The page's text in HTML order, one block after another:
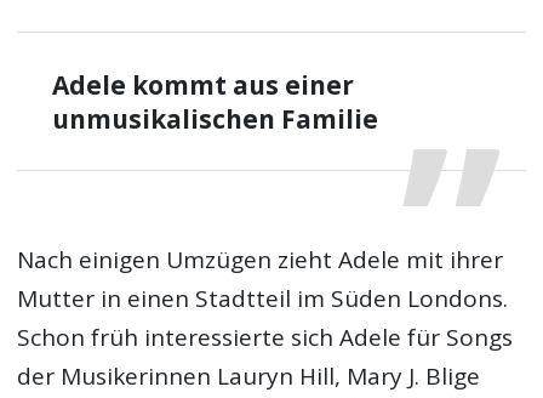
Adele kommt aus einer
unmusikalischen Familie
Nach einigen Umzügen zieht Adele mit ihrer
Mutter in einen Stadtteil im Süden Londons.
Schon früh interessierte sich Adele für Songs
der Musikerinnen Lauryn Hill, Mary J. Blige